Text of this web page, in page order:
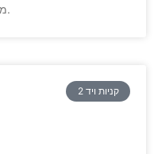
מאיזור המרכז.
קניות ויד 2